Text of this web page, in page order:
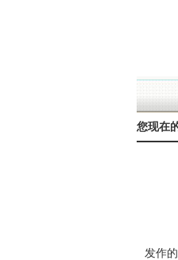
您现在
发作